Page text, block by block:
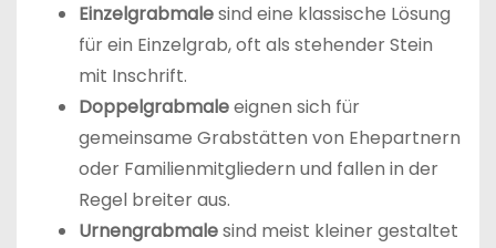
Einzelgrabmalesind eine klassische Lösung
für ein Einzelgrab, oft als stehender Stein
mit Inschrift.
Doppelgrabmaleeignen sich für
gemeinsame Grabstätten von Ehepartnern
oder Familienmitgliedern und fallen in der
Regel breiter aus.
Urnengrabmalesind meist kleiner gestaltet